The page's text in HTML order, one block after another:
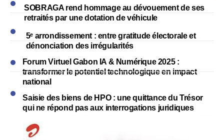
SOBRAGA rend hommage au dévouement de ses
retraités par une dotation de véhicule
5ᵉ arrondissement : entre gratitude électorale et
dénonciation des irrégularités
Forum Virtuel Gabon IA & Numérique 2025 :
transformer le potentiel technologique en impact
national
Saisie des biens de HPO : une quittance du Trésor
qui ne répond pas aux interrogations juridiques